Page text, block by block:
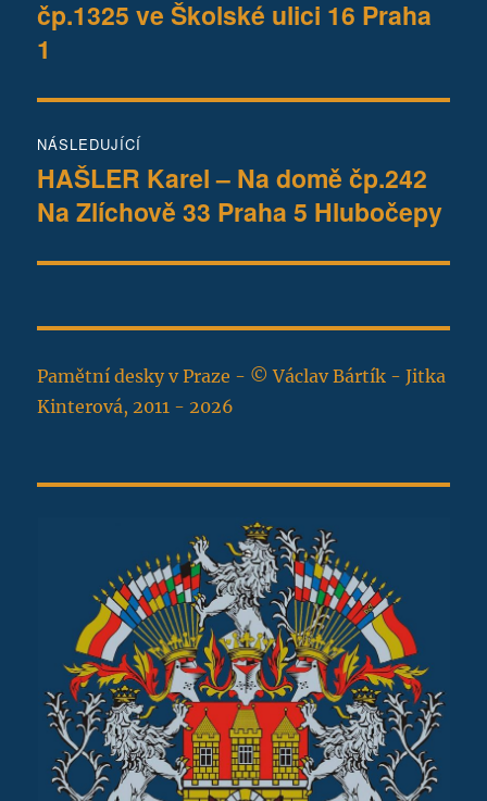
příspěvek
příspěvek:
čp.1325 ve Školské ulici 16 Praha
1
NÁSLEDUJÍCÍ
Následující
příspěvek:
HAŠLER Karel – Na domě čp.242
Na Zlíchově 33 Praha 5 Hlubočepy
Pamětní desky v Praze - © Václav Bártík - Jitka
Kinterová, 2011 - 2026